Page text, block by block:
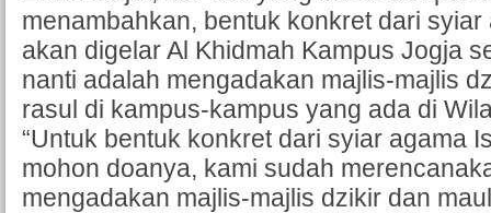
menambahkan, bentuk konkret dari
akan digelar Al Khidmah Kampus Jogja
nanti adalah mengadakan majlis-majlis
rasul di kampus-kampus yang ada di
“Untuk bentuk konkret dari syiar agama
mohon doanya, kami sudah
mengadakan majlis-majlis dzikir dan